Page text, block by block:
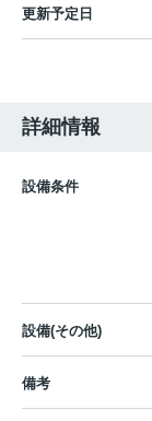
更新予定日
詳細情報
設備条件
設備(その他)
備考